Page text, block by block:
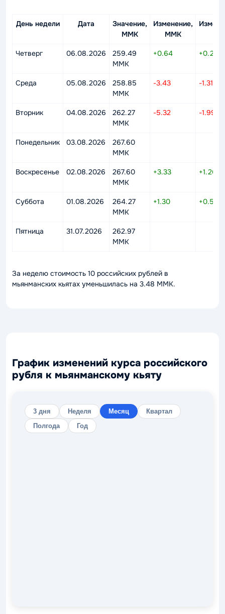
День недели Дата
Значение,
MMK
Изменение,
MMK
Четверг 06.08.2026
259.49
MMK
+0.64 +0.25%
Среда 05.08.2026
258.85
MMK
-3.43 -1.31%
Вторник 04.08.2026
262.27
MMK
-5.32 -1.99%
Понедельник 03.08.2026
267.60
MMK
Воскресенье 02.08.2026
267.60
MMK
+3.33 +1.26%
Суббота 01.08.2026
264.27
MMK
+1.30 +0.50%
Пятница 31.07.2026
262.97
MMK
За неделю стоимость 10 российских рублей в
мьянманских кьятах уменьшилась на 3.48 MMK.
График изменений курса российского
рубля к мьянманскому кьяту
3 дня Неделя Месяц
Квартал
Полгода
Год